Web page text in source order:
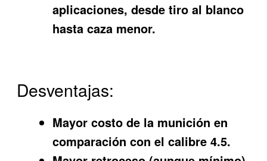
aplicaciones, desde tiro al blanco
hasta caza menor.
Desventajas:
Mayor costo de la munición en
comparación con el calibre 4.5.